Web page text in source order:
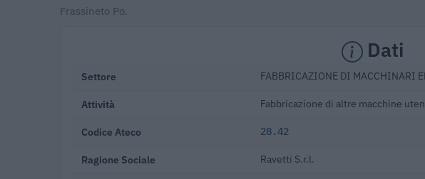
Frassineto Po.
Dati
Settore FABBRICAZIONE DI MACCHINARI
Attività Fabbricazione di altre macchine
Codice Ateco 28.42
Ragione Sociale Ravetti S.r.l.